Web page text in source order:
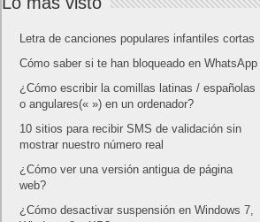
Letra de canciones populares infantiles cortas
Cómo saber si te han bloqueado en WhatsApp
¿Cómo escribir la comillas latinas / españolas
o angulares(« ») en un ordenador?
10 sitios para recibir SMS de validación sin
mostrar nuestro número real
¿Cómo ver una versión antigua de página
web?
¿Cómo desactivar suspensión en Windows 7,